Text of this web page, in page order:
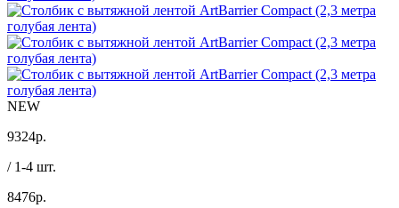
NEW
9324р.
/ 1-4 шт.
8476р.